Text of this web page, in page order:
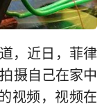
，近日，菲律
摄自己在家中
视频，视频在